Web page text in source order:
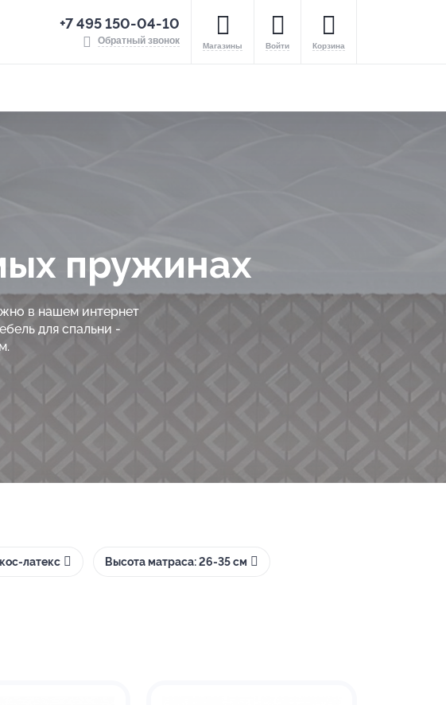
+7 495 150-04-10
Обратный звонок Магазины Войти Корзина
пружинах
в нашем интернет
для спальни -
латекс Высота матраса: 26-35 см